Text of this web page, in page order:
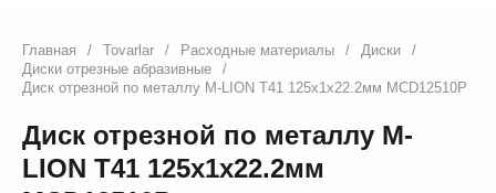
Главная / Tovarlar / Расходные материалы / Диски
/
Диски отрезные абразивные
/
Диск отрезной по металлу M-LION Т41 125х1х22.2мм MCD12510P
Диск отрезной по металлу M-
LION Т41 125х1х22.2мм